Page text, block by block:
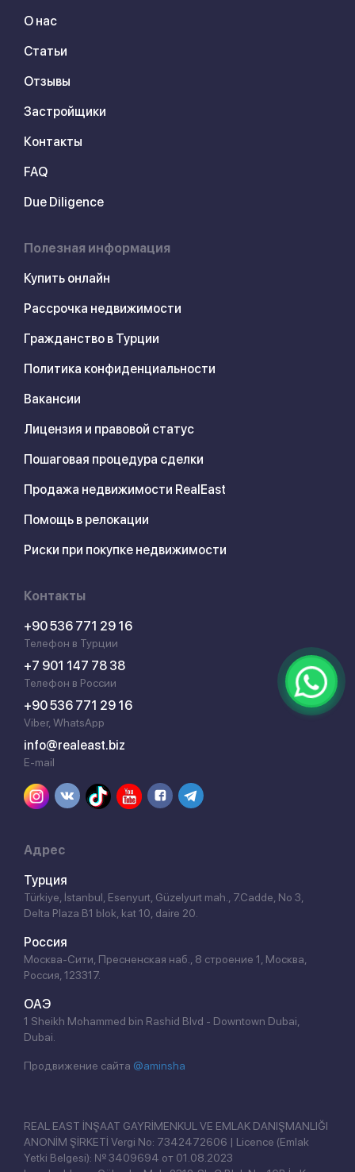
О нас
Статьи
Отзывы
Застройщики
Контакты
FAQ
Due Diligence
Полезная информация
Купить онлайн
Рассрочка недвижимости
Гражданство в Турции
Политика конфиденциальности
Вакансии
Лицензия и правовой статус
Пошаговая процедура сделки
Продажа недвижимости RealEast
Помощь в релокации
Риски при покупке недвижимости
Контакты
+90 536 771 29 16
Телефон в Турции
+7 901 147 78 38
Телефон в России
+90 536 771 29 16
Viber, WhatsApp
info@realeast.biz
E-mail
Адрес
Турция
Türkiye, İstanbul, Esenyurt, Güzelyurt mah., 7.Cadde, No 3,
Delta Plaza B1 blok, kat 10, daire 20.
Россия
Москва-Сити, Пресненская наб., 8 строение 1, Москва,
Россия, 123317.
ОАЭ
1 Sheikh Mohammed bin Rashid Blvd - Downtown Dubai,
Dubai.
Продвижение сайта @aminsha
REAL EAST İNŞAAT GAYRİMENKUL VE EMLAK DANIŞMANLIĞI
ANONİM ŞİRKETİ Vergi No: 7342472606 | Licence (Emlak
Yetki Belgesi): № 3409694 от 01.08.2023